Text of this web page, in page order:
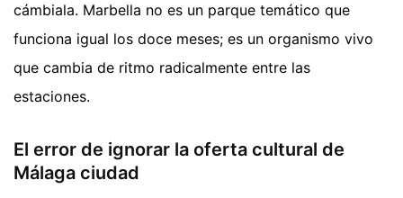
cámbiala. Marbella no es un parque temático que
funciona igual los doce meses; es un organismo vivo
que cambia de ritmo radicalmente entre las
estaciones.
El error de ignorar la oferta cultural de
Málaga ciudad